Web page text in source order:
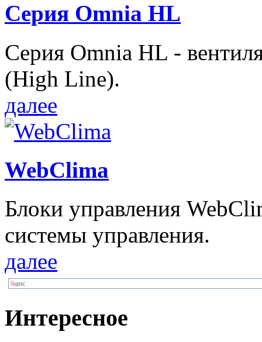
Серия Omnia HL
Серия Omnia HL -
(High Line).
далее
WebClima
Блоки упрaвлeния
системы управления.
далее
Интересное